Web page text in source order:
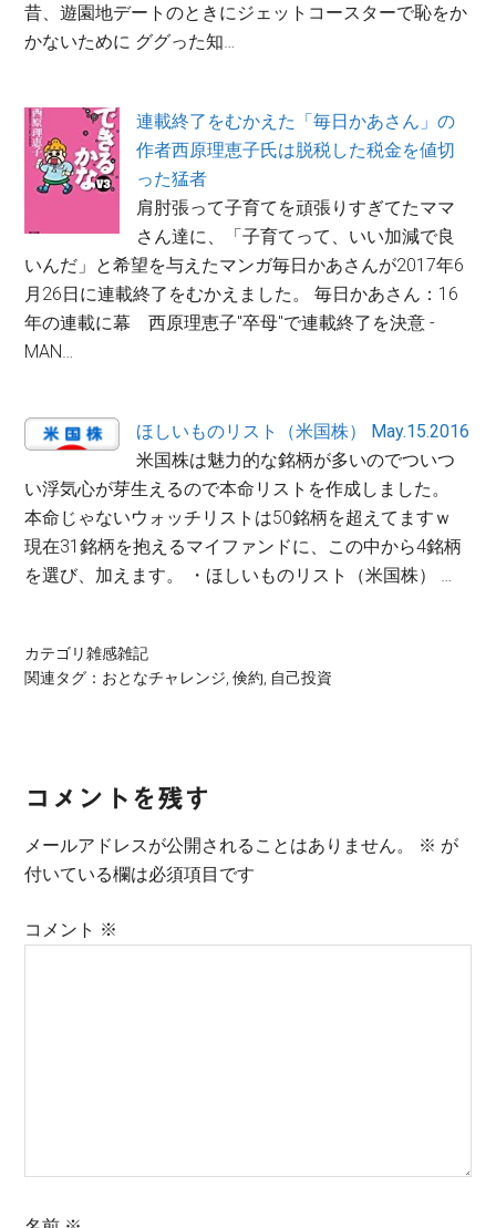
昔、遊園地デートのときにジェットコースターで恥をか
かないために ググった知…
連載終了をむかえた「毎日かあさん」の
作者西原理恵子氏は脱税した税金を値切
った猛者
肩肘張って子育てを頑張りすぎてたママ
さん達に、「子育てって、いい加減で良
いんだ」と希望を与えたマンガ毎日かあさんが2017年6
月26日に連載終了をむかえました。 毎日かあさん：16
年の連載に幕 西原理恵子"卒母"で連載終了を決意 -
MAN…
ほしいものリスト（米国株） May.15.2016
米国株は魅力的な銘柄が多いのでついつ
い浮気心が芽生えるので本命リストを作成しました。
本命じゃないウォッチリストは50銘柄を超えてますｗ
現在31銘柄を抱えるマイファンドに、この中から4銘柄
を選び、加えます。 ・ほしいものリスト（米国株） …
カテゴリ雑感雑記
関連タグ： おとなチャレンジ ,倹約 自己投資
Reader
Interactions
コメントを残す
メールアドレスが公開されることはありません。 ※ が
付いている欄は必須項目です
コメント ※